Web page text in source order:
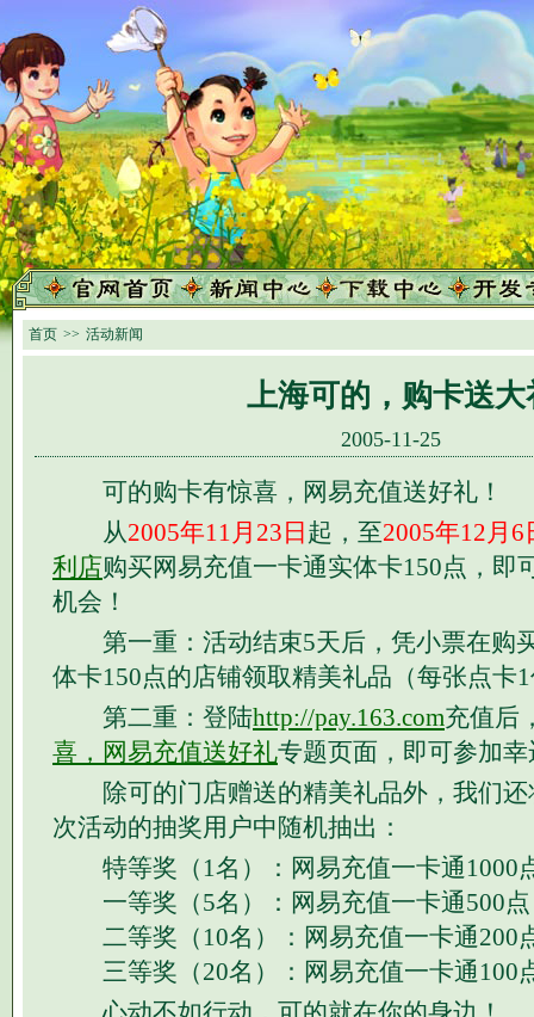
首页 >> 活动新闻
上海可的，购卡送大
2005-11-25
可的购卡有惊喜，网易充值送好礼！
从2005年11月23日 起，至2005年12月6
利店购买网易充值一卡通实体卡150点，即
机会！
第一重：活动结束5天后，凭小票在购
体卡150点的店铺领取精美礼品（每张点卡
第二重：登陆http://pay.163.com充值后
喜，网易充值送好礼专题页面，即可参加
除可的门店赠送的精美礼品外，我们还
次活动的抽奖用户中随机抽出：
特等奖（1名）：网易充值一卡通1000
一等奖（5名）：网易充值一卡通500点
二等奖（10名）：网易充值一卡通200
三等奖（20名）：网易充值一卡通100